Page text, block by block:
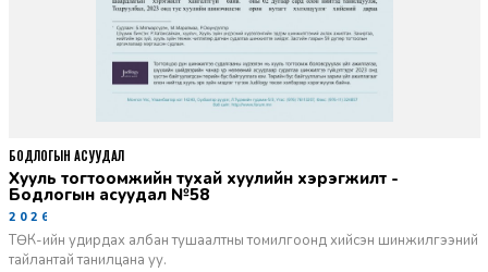
Хууль тогтоомжийн тухай хуулийн хэрэгжилт -
Бодлогын асуудал №58
2026-06-02
ТӨК-ийн удирдах албан тушаалтны томилгоонд хийсэн шинжилгээний
тайлантай танилцана уу.
БОДЛОГЫН АСУУДАЛ